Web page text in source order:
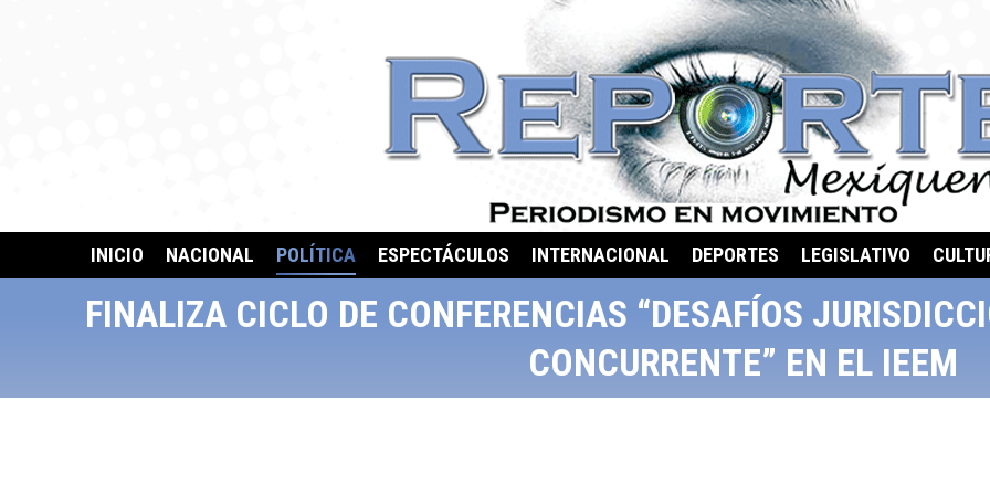
INICIO NACIONAL POLÍTICA ESPECTÁCULOS INTERNACIONAL DEPORTES LEGISLATIVO
FINALIZA CICLO DE CONFERENCIAS “DESAFÍOS
CONCURRENTE” EN EL IEEM